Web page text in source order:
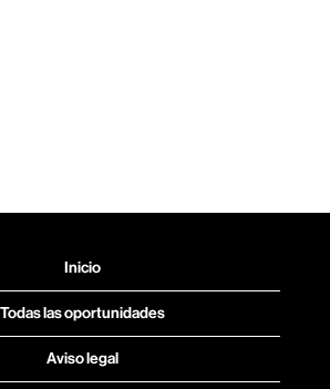
Inicio
Todas las oportunidades
Aviso legal